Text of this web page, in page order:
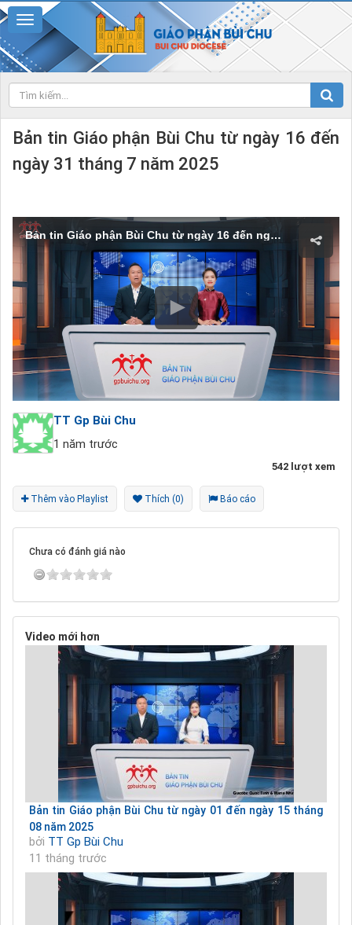
Bản tin Giáo phận Bùi Chu từ ngày 16 đến
ngày 31 tháng 7 năm 2025
Bản tin Giáo phận Bùi Chu từ ngày 16 đến ngày 31 tháng 7 năm 2025
TT Gp Bùi Chu
1 năm trước
542 lượt xem
Thêm vào Playlist Thích (0) Báo cáo
Chưa có đánh giá nào
Video mới hơn
Bản tin Giáo phận Bùi Chu từ ngày 01 đến ngày 15 tháng
08 năm 2025
bởi TT Gp Bùi Chu
11 tháng trước